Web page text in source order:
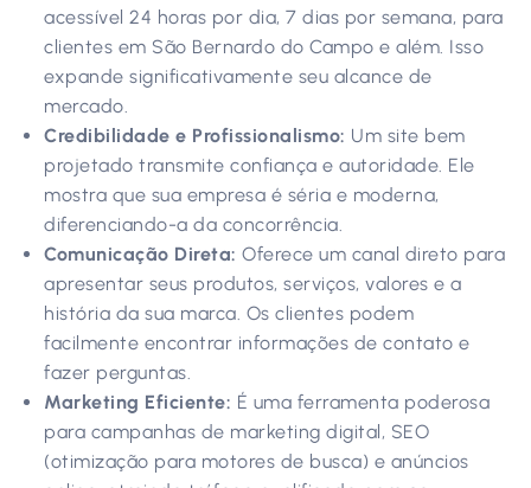
acessível 24 horas por dia, 7 dias por semana, para
clientes em São Bernardo do Campo e além. Isso
expande significativamente seu alcance de
mercado.
Credibilidade e Profissionalismo: Um site bem
projetado transmite confiança e autoridade. Ele
mostra que sua empresa é séria e moderna,
diferenciando-a da concorrência.
Comunicação Direta: Oferece um canal direto para
apresentar seus produtos, serviços, valores e a
história da sua marca. Os clientes podem
facilmente encontrar informações de contato e
fazer perguntas.
Marketing Eficiente: É uma ferramenta poderosa
para campanhas de marketing digital, SEO
(otimização para motores de busca) e anúncios